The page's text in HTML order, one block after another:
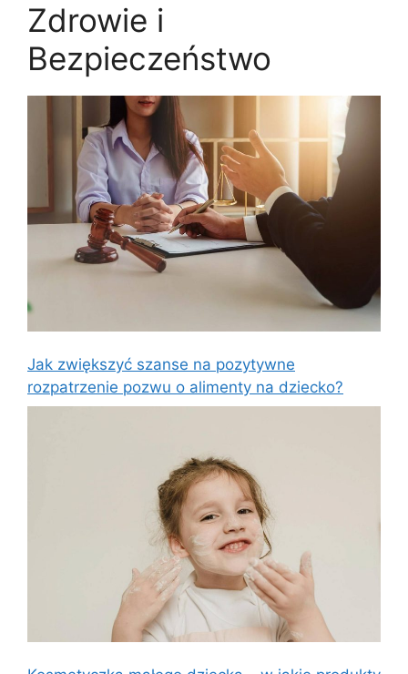
Zdrowie i
Bezpieczeństwo
Jak zwiększyć szanse na pozytywne
rozpatrzenie pozwu o alimenty na dziecko?